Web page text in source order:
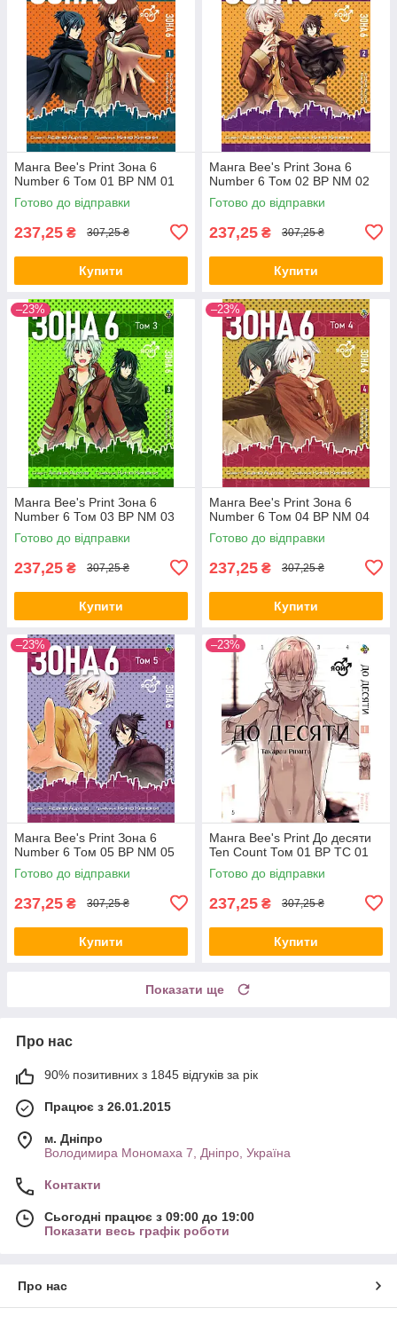
Манга Bee's Print Зона 6
Number 6 Том 01 ВР NM 01
Готово до відправки
237,25 ₴ 307,25 ₴
Купити
Манга Bee's Print Зона 6
Number 6 Том 02 ВР NM 02
Готово до відправки
237,25 ₴ 307,25 ₴
Купити
–23%
Манга Bee's Print Зона 6
Number 6 Том 03 ВР NM 03
Готово до відправки
237,25 ₴ 307,25 ₴
Купити
–23%
Манга Bee's Print Зона 6
Number 6 Том 04 ВР NM 04
Готово до відправки
237,25 ₴ 307,25 ₴
Купити
–23%
Манга Bee's Print Зона 6
Number 6 Том 05 ВР NM 05
Готово до відправки
237,25 ₴ 307,25 ₴
Купити
–23%
Манга Bee's Print До десяти
Ten Count Том 01 ВР TC 01
Готово до відправки
237,25 ₴ 307,25 ₴
Купити
Показати ще
Про нас
90% позитивних з 1845 відгуків за рік
Працює з 26.01.2015
м. Дніпро
Володимира Мономаха 7, Дніпро, Україна
Контакти
Сьогодні працює з 09:00 до 19:00
Показати весь графік роботи
Про нас